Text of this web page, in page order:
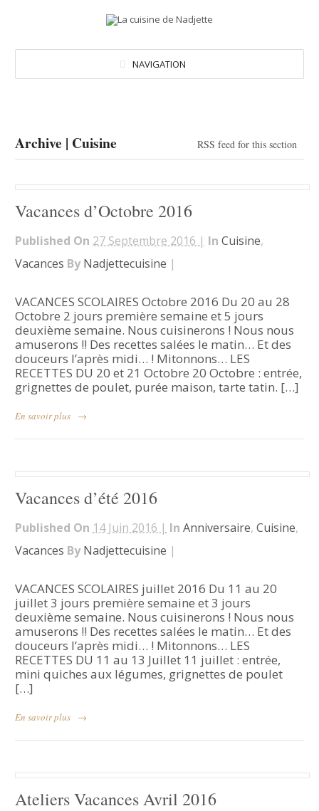
NAVIGATION
Archive | Cuisine RSS feed for this section
Vacances d’Octobre 2016
Published On 27 Septembre 2016 | In Cuisine,
Vacances By Nadjettecuisine |
VACANCES SCOLAIRES Octobre 2016 Du 20 au 28
Octobre 2 jours première semaine et 5 jours
deuxième semaine. Nous cuisinerons ! Nous nous
amuserons !! Des recettes salées le matin… Et des
douceurs l’après midi… ! Mitonnons… LES
RECETTES DU 20 et 21 Octobre 20 Octobre : entrée,
grignettes de poulet, purée maison, tarte tatin. […]
En savoir plus →
Vacances d’été 2016
Published On 14 Juin 2016 | In Anniversaire,Cuisine,
Vacances By Nadjettecuisine |
VACANCES SCOLAIRES juillet 2016 Du 11 au 20
juillet 3 jours première semaine et 3 jours
deuxième semaine. Nous cuisinerons ! Nous nous
amuserons !! Des recettes salées le matin… Et des
douceurs l’après midi… ! Mitonnons… LES
RECETTES DU 11 au 13 Juillet 11 juillet : entrée,
mini quiches aux légumes, grignettes de poulet
[…]
En savoir plus →
Ateliers Vacances Avril 2016